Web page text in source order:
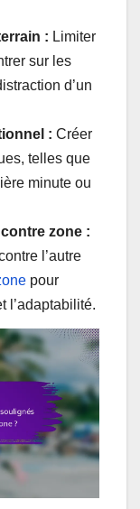
: Limiter
sur les
d’un
: Créer
telles que
minute ou
zone :
l’autre
pour
l’adaptabilité.